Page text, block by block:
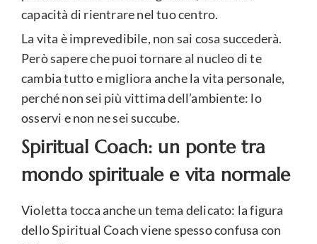
capacità di rientrare nel tuo centro.
La vita è imprevedibile, non sai cosa succederà.
Però sapere che puoi tornare al nucleo di te
cambia tutto e migliora anche la vita personale,
perché non sei più vittima dell’ambiente: lo
osservi e non ne sei succube.
Spiritual Coach: un ponte tra
mondo spirituale e vita normale
Violetta tocca anche un tema delicato: la figura
dello Spiritual Coach viene spesso confusa con